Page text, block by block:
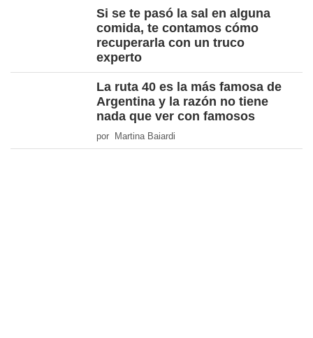
Si se te pasó la sal en alguna
comida, te contamos cómo
recuperarla con un truco
experto
La ruta 40 es la más famosa de
Argentina y la razón no tiene
nada que ver con famosos
por Martina Baiardi